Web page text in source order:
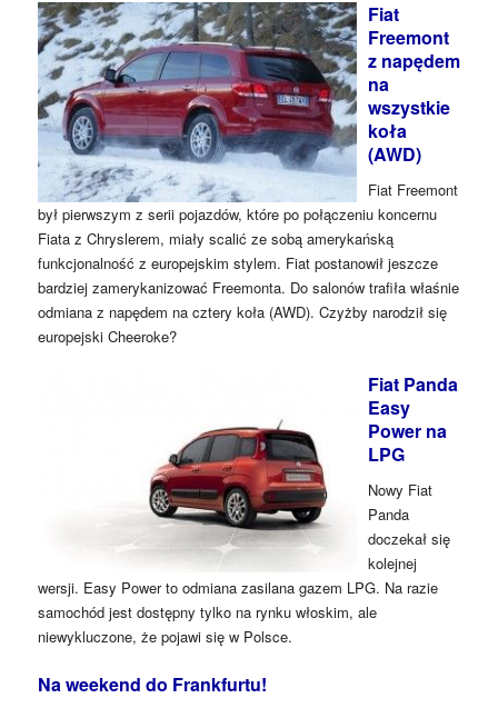
Fiat
Freemont
z napędem
na
wszystkie
koła
(AWD)
Fiat Freemont
był pierwszym z serii pojazdów, które po połączeniu koncernu
Fiata z Chryslerem, miały scalić ze sobą amerykańską
funkcjonalność z europejskim stylem. Fiat postanowił jeszcze
bardziej zamerykanizować Freemonta. Do salonów trafiła właśnie
odmiana z napędem na cztery koła (AWD). Czyżby narodził się
europejski Cheeroke?
Fiat Panda
Easy
Power na
LPG
Nowy Fiat
Panda
doczekał się
kolejnej
wersji. Easy Power to odmiana zasilana gazem LPG. Na razie
samochód jest dostępny tylko na rynku włoskim, ale
niewykluczone, że pojawi się w Polsce.
Na weekend do Frankfurtu!